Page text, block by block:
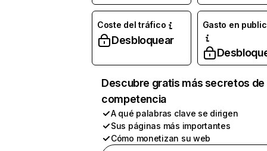
Coste del tráfico
Desbloquear
Gasto en
Descubre gratis más secretos de
competencia
A qué palabras clave se dirigen
Sus páginas más importantes
Cómo monetizan su web